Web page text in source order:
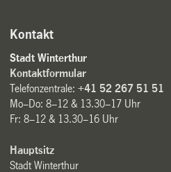
Kontakt
Stadt Winterthur
Kontaktformular
Telefonzentrale:+41 52 267 51 51
Mo–Do: 8–12 & 13.30–17 Uhr
Fr: 8–12 & 13.30–16 Uhr
Hauptsitz
Stadt Winterthur